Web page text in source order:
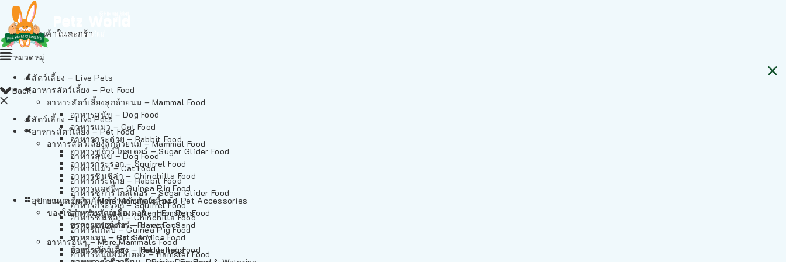
ไม่มีสินค้าในตะกร้า
Back
สัตว์เลี้ยง – Live Pets
อาหารสัตว์เลี้ยง – Pet Food
อาหารสัตว์เลี้ยงลูกด้วยนม – Mammal Food
อาหารสุนัข – Dog Food
อาหารแมว – Cat Food
อาหารกระต่าย – Rabbit Food
อาหารชูก้าร์ไกลเดอร์ – Sugar Glider Food
อาหารกระรอก – Squirrel Food
อาหารชินชิล่า – Chinchilla Food
อาหารแกสบี้ – Guinea Pig Food
อาหารอื่นๆ – More Mammals Food
อาหารหนูแฮมสเตอร์ – Hamster Food
หมวดหมู่
สัตว์เลี้ยง – Live Pets
อาหารสัตว์เลี้ยง – Pet Food
อาหารสัตว์เลี้ยงลูกด้วยนม – Mammal Food
อาหารสุนัข – Dog Food
อาหารแมว – Cat Food
อาหารกระต่าย – Rabbit Food
อาหารชูก้าร์ไกลเดอร์ – Sugar Glider Food
อาหารกระรอก – Squirrel Food
อาหารชินชิล่า – Chinchilla Food
อาหารแกสบี้ – Guinea Pig Food
อาหารอื่นๆ – More Mammals Food
อาหารหนูแฮมสเตอร์ – Hamster Food
อาหารเฟอร์เร็ต – Ferret Food
อาหารหนู – Rats & Mice Food
อาหารเม่นแคระ – Hedgehog Food
อุปกรณและผลิตภัณฑ์สำหรับสัตว์เลี้ยง – Pet Accessories
ของใช้สำหรับสัตว์เลี้ยง – Item For Pets
ทรายแฮมสเตอร์ – Hamster Sand
ทรายแมว – Cat Sand
ห้องน้ำสัตว์เลี้ยง – Pet Toilets